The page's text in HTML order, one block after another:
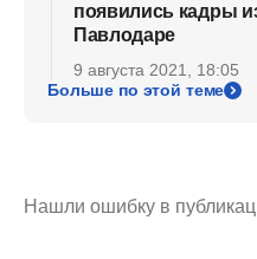
появились кадры
Павлодаре
9 августа 2021, 18:05
Больше по этой теме
Нашли ошибку в